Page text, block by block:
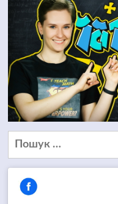
Пошук: